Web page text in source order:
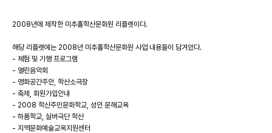
2008년에 제작한 미추홀학산문화원 리플렛이다.
해당 리플렛에는 2008년 미추홀학산문화원 사업 내용들이 담겨있다.
- 체험 및 기행 프로그램
- 열린음악회
- 영화공간주안, 학산소극장
- 축제, 회원가입안내
- 2008 학산주민문화학교, 성인 문해교육
- 하품학교, 실버극단 학산
- 지역문화예술교욱지원센터